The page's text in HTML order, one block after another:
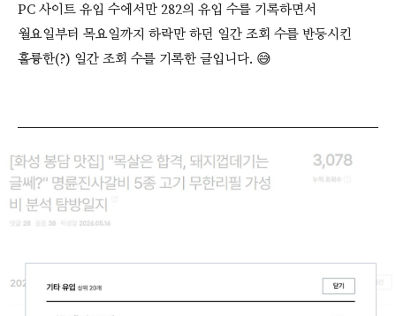
PC 사이트 유입 수에서만 282의 유입 수를 기록하면서
월요일부터 목요일까지 하락만 하던 일간 조회 수를 반등시킨
훌륭한(?) 일간 조회 수를 기록한 글입니다. 😅